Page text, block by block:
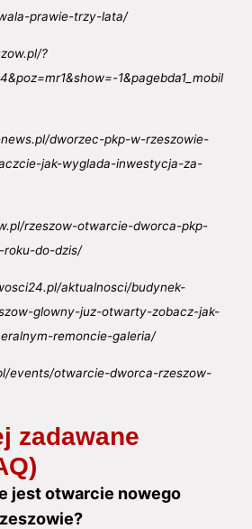
prawie-trzy-lata/
?
1&pagebda1_mobil
dworzec-pkp-w-rzeszowie-
jak-wyglada-inwestycja-za-
rzeszow-otwarcie-dworca-pkp-
roku-do-dzis/
aktualnosci/budynek-
glowny-juz-otwarty-zobacz-jak-
remoncie-galeria/
events/otwarcie-dworca-rzeszow-
zadawane
jest otwarcie nowego